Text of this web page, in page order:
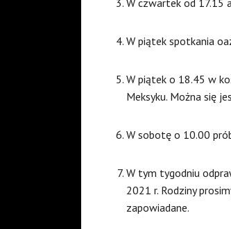
W piątek spotkania
W piątek o 18.45 w
Meksyku. Można się
W sobotę o 10.00
W tym tygodniu
2021 r. Rodziny
zapowiadane.